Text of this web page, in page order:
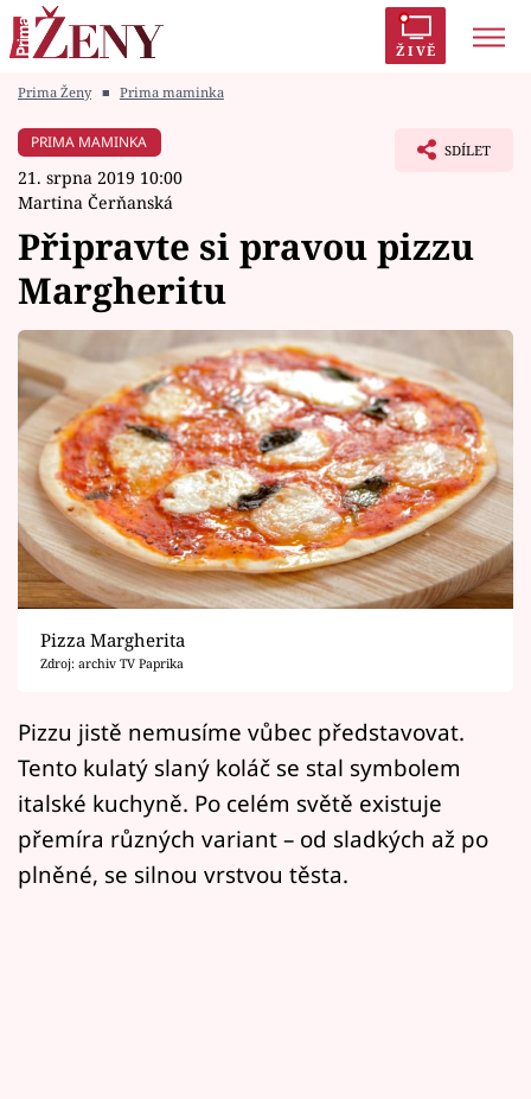
ŽIVĚ
Módní alarm
Zrádci
Témata
Celebrity
Vztahy
Seriály
Horoskopy
Sledujte prima+
Filmový festival Karlovy Vary
Mámy sobě
Přihlášení
Prima Ženy ■ Prima maminka
PRIMA MAMINKA
21. srpna 2019 10:00
Martina Čerňanská
SDÍLET
Připravte si pravou pizzu
Margheritu
Pizza Margherita
Zdroj: archiv TV Paprika
Pizzu jistě nemusíme vůbec představovat.
Tento kulatý slaný koláč se stal symbolem
italské kuchyně. Po celém světě existuje
přemíra různých variant – od sladkých až po
plněné, se silnou vrstvou těsta.